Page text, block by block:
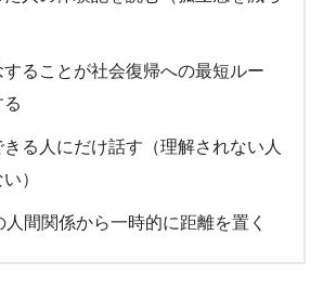
することが社会復帰への最短ルー
る
る人にだけ話す（理解されない人
）
間関係から一時的に距離を置く